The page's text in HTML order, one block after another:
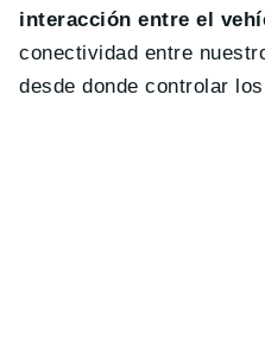
interacción entre el
conectividad entre
desde donde controlar